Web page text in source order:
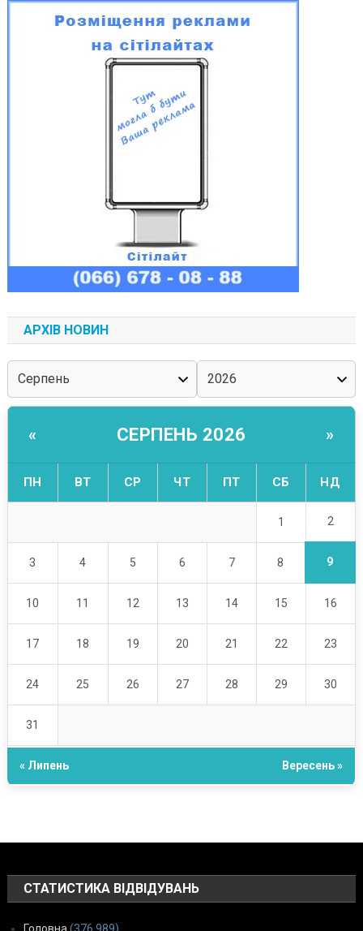
АРХІВ НОВИН
« СЕРПЕНЬ 2026 »
ПН ВТ СР ЧТ ПТ СБ НД
1 2
3 4 5 6 7 8 9
10 11 12 13 14 15 16
17 18 19 20 21 22 23
24 25 26 27 28 29 30
31
« Липень Вересень »
СТАТИСТИКА ВІДВІДУВАНЬ
Головна (376 989)